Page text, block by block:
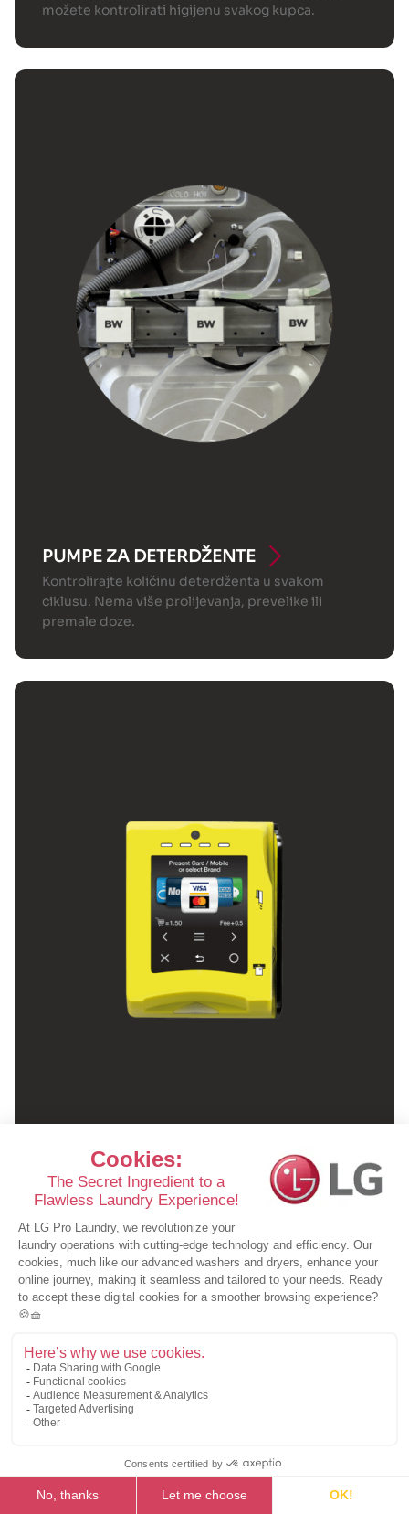
možete kontrolirati higijenu svakog kupca.
PUMPE ZA DETERDŽENTE
Kontrolirajte količinu deterdženta u svakom
ciklusu. Nema više prolijevanja, prevelike ili
premale doze.
SUSTAV NAPLATE
Naplatite korištenje strojeva bez zaposlenika.
Trebate manju perilicu?
Za tvrtke koje trebaju manje perilice rublja,
preporučujemo profesionalnu perilicu
LG Giant C MAX